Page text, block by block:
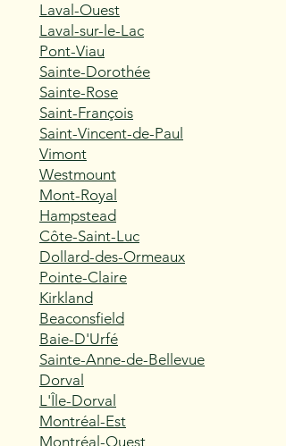
Laval-Ouest
Laval-sur-le-Lac
Pont-Viau
Sainte-Dorothée
Sainte-Rose
Saint-François
Saint-Vincent-de-Paul
Vimont
Westmount
Mont-Royal
Hampstead
Côte-Saint-Luc
Dollard-des-Ormeaux
Pointe-Claire
Kirkland
Beaconsfield
Baie-D'Urfé
Sainte-Anne-de-Bellevue
Dorval
L'Île-Dorval
Montréal-Est
Montréal-Ouest